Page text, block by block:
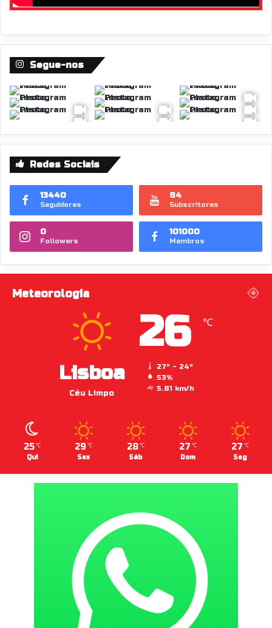
Segue-nos
Redes Sociais
13440
Seguidores
84
Subscritores
0
Followers
101000
Membros
Meteorologia
Lisboa
Céu Limpo
26 ℃
27º - 24º
53%
5.81 km/h
25 ℃
Qui
29 ℃
Sex
28 ℃
Sáb
27 ℃
Dom
27 ℃
Seg